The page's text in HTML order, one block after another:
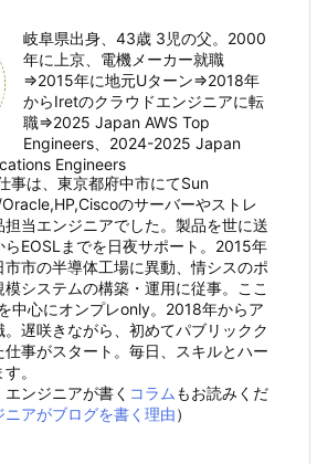
岐阜県出身、43歳 3児の父。2000
年に上京、電機メーカー就職
⇒2015年に地元Uターン⇒2018年
からIretのクラウドエンジニアに転
職⇒2025 Japan AWS Top
Engineers、2024-2025 Japan
Engineers
事は、東京都府中市にてSun
のサーバーやストレ
担当エンジニアでした。製品を世に送
らEOSLまでを日夜サポート。2015年
市の半導体工場に異動、情シスのポ
システムの構築・運用に従事。ここ
中心にオンプレonly。2018年からア
。遅咲きながら、初めてパブリックク
仕事がスタート。毎日、スキルとハー
。
ンジニアが書く コラム もお読みくだ
ニアがブログを書く理由）